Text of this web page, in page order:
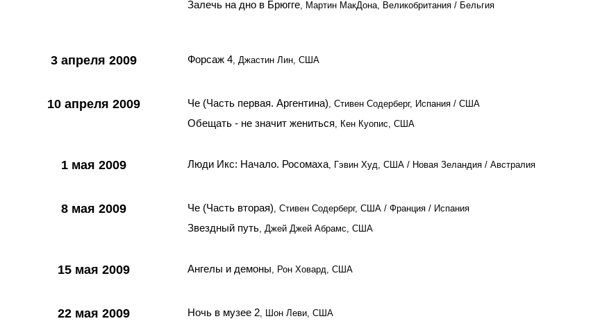
Залечь на дно в Брюгге, Мартин МакДона, Великобритания / Бельгия
3 апреля 2009 Форсаж 4, Джастин Лин, США
10 апреля 2009 Че (Часть первая. Аргентина), Стивен Содерберг, Испания / США
Обещать - не значит жениться, Кен Куопис, США
1 мая 2009 Люди Икс: Начало. Росомаха, Гэвин Худ, США / Новая Зеландия / Австралия
8 мая 2009 Че (Часть вторая), Стивен Содерберг, США / Франция / Испания
Звездный путь, Джей Джей Абрамс, США
15 мая 2009 Ангелы и демоны, Рон Ховард, США
22 мая 2009 Ночь в музее 2, Шон Леви, США